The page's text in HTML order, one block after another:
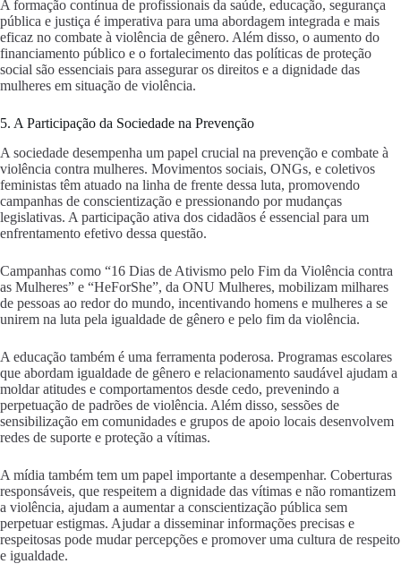
A formação contínua de profissionais da saúde, educação, segurança
pública e justiça é imperativa para uma abordagem integrada e mais
eficaz no combate à violência de gênero. Além disso, o aumento do
financiamento público e o fortalecimento das políticas de proteção
social são essenciais para assegurar os direitos e a dignidade das
mulheres em situação de violência.
5. A Participação da Sociedade na Prevenção
A sociedade desempenha um papel crucial na prevenção e combate à
violência contra mulheres. Movimentos sociais, ONGs, e coletivos
feministas têm atuado na linha de frente dessa luta, promovendo
campanhas de conscientização e pressionando por mudanças
legislativas. A participação ativa dos cidadãos é essencial para um
enfrentamento efetivo dessa questão.
Campanhas como “16 Dias de Ativismo pelo Fim da Violência contra
as Mulheres” e “HeForShe”, da ONU Mulheres, mobilizam milhares
de pessoas ao redor do mundo, incentivando homens e mulheres a se
unirem na luta pela igualdade de gênero e pelo fim da violência.
A educação também é uma ferramenta poderosa. Programas escolares
que abordam igualdade de gênero e relacionamento saudável ajudam a
moldar atitudes e comportamentos desde cedo, prevenindo a
perpetuação de padrões de violência. Além disso, sessões de
sensibilização em comunidades e grupos de apoio locais desenvolvem
redes de suporte e proteção a vítimas.
A mídia também tem um papel importante a desempenhar. Coberturas
responsáveis, que respeitem a dignidade das vítimas e não romantizem
a violência, ajudam a aumentar a conscientização pública sem
perpetuar estigmas. Ajudar a disseminar informações precisas e
respeitosas pode mudar percepções e promover uma cultura de respeito
e igualdade.